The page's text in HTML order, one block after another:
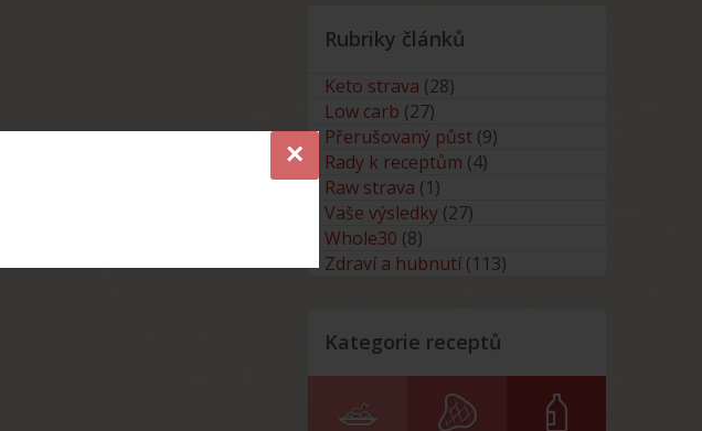
×
Rubriky článků
Keto strava (28)
Low carb (27)
Přerušovaný půst (9)
Rady k receptům (4)
Raw strava (1)
Vaše výsledky (27)
Whole30 (8)
Zdraví a hubnutí (113)
Kategorie receptů